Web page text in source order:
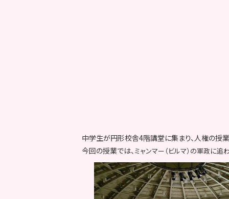
中学生が円形校舎4階講堂に集まり、人権の授
今回の授業では、 ミャンマー（ビルマ）の軍政に追